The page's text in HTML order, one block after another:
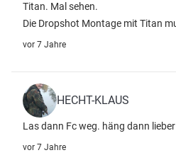
Titan. Mal sehen.
Die Dropshot Montage mit Titan
vor 7 Jahre
HECHT-KLAUS
Las dann Fc weg. häng dann
vor 7 Jahre